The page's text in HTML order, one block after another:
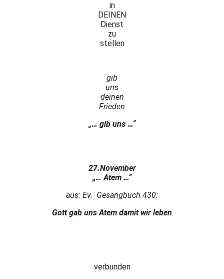
in
DEINEN
Dienst
zu
stellen
gib
uns
deinen
Frieden
„… gib uns …“
27.November
„… Atem …“
aus: Ev. Gesangbuch 430:
Gott gab uns Atem damit wir leben
verbunden